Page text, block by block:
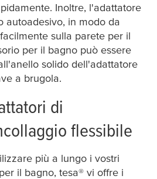
Inoltre, l'adattatore
autoadesivo, in modo da
sulla parete per il
per il bagno può essere
solido dell'adattatore
a brugola.
di
flessibile
più a lungo i vostri
il bagno, tesa® vi offre i